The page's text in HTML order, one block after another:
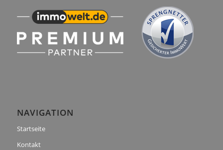
NAVIGATION
Startseite
Kontakt